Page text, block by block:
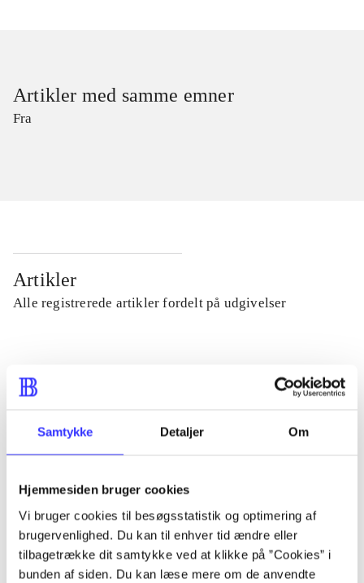
Samtykke Detaljer Om
Hjemmesiden bruger cookies
Vi bruger cookies til besøgsstatistik og optimering af
brugervenlighed. Du kan til enhver tid ændre eller
tilbagetrække dit samtykke ved at klikke på ”Cookies” i
bunden af siden. Du kan læse mere om de anvendte
Artikler med samme emner
Fra
Artikler
Alle registrerede artikler fordelt på udgivelser
...
...
...